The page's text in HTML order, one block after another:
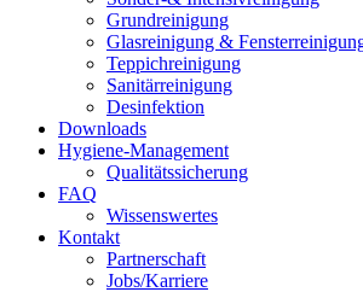
Grundreinigung
Glasreinigung &
Teppichreinigung
Sanitärreinigung
Desinfektion
Downloads
Hygiene-Management
Qualitätssicherung
FAQ
Wissenswertes
Kontakt
Partnerschaft
Jobs/Karriere